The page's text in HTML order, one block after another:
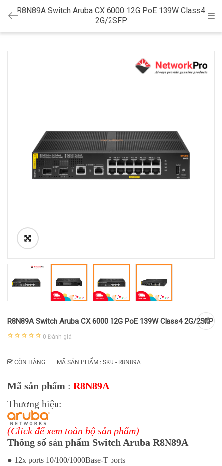
R8N89A Switch Aruba CX 6000 12G PoE 139W Class4
2G/2SFP
R8N89A Switch Aruba CX 6000 12G PoE 139W Class4 2G/2SFP
0 Đánh giá
CÒN HÀNG MÃ SẢN PHẨM : SKU - R8N89A
Mã sản phẩm : R8N89A
Thương hiệu:
(Click để xem toàn bộ sản phẩm)
Thông số sản phẩm Switch Aruba R8N89A
● 12x ports 10/100/1000Base-T ports